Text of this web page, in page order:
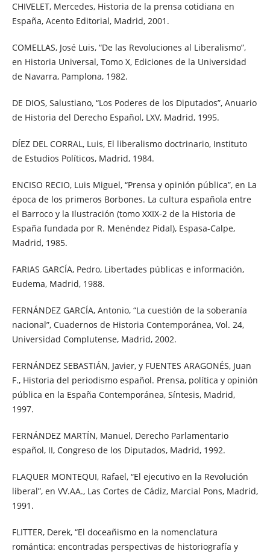
CHIVELET, Mercedes, Historia de la prensa cotidiana en
España, Acento Editorial, Madrid, 2001.
COMELLAS, José Luis, “De las Revoluciones al Liberalismo”,
en Historia Universal, Tomo X, Ediciones de la Universidad
de Navarra, Pamplona, 1982.
DE DIOS, Salustiano, “Los Poderes de los Diputados”, Anuario
de Historia del Derecho Español, LXV, Madrid, 1995.
DÍEZ DEL CORRAL, Luis, El liberalismo doctrinario, Instituto
de Estudios Políticos, Madrid, 1984.
ENCISO RECIO, Luis Miguel, “Prensa y opinión pública”, en La
época de los primeros Borbones. La cultura española entre
el Barroco y la Ilustración (tomo XXIX-2 de la Historia de
España fundada por R. Menéndez Pidal), Espasa-Calpe,
Madrid, 1985.
FARIAS GARCÍA, Pedro, Libertades públicas e información,
Eudema, Madrid, 1988.
FERNÁNDEZ GARCÍA, Antonio, “La cuestión de la soberanía
nacional”, Cuadernos de Historia Contemporánea, Vol. 24,
Universidad Complutense, Madrid, 2002.
FERNÁNDEZ SEBASTIÁN, Javier, y FUENTES ARAGONÉS, Juan
F., Historia del periodismo español. Prensa, política y opinión
pública en la España Contemporánea, Síntesis, Madrid,
1997.
FERNÁNDEZ MARTÍN, Manuel, Derecho Parlamentario
español, II, Congreso de los Diputados, Madrid, 1992.
FLAQUER MONTEQUI, Rafael, “El ejecutivo en la Revolución
liberal”, en VV.AA., Las Cortes de Cádiz, Marcial Pons, Madrid,
1991.
FLITTER, Derek, “El doceañismo en la nomenclatura
romántica: encontradas perspectivas de historiografía y